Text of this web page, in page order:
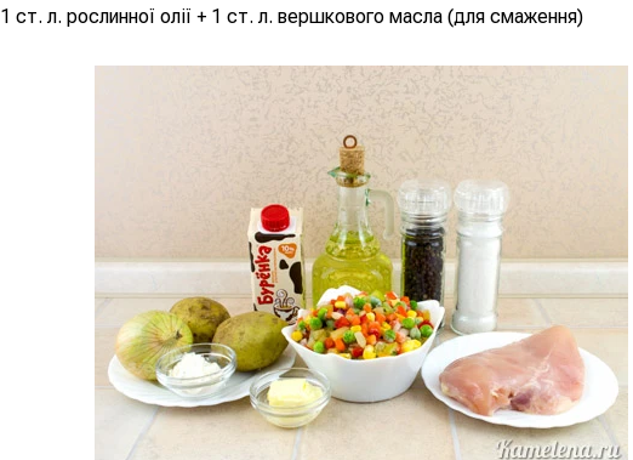
1 ст. л. рослинної олії + 1 ст. л. вершкового масла (для смаження)